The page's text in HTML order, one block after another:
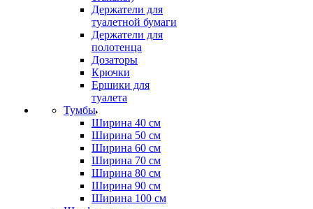
Держатели для
туалетной бумаги
Держатели для
полотенца
Дозаторы
Крючки
Ершики для
туалета
Тумбы
Ширина 40 см
Ширина 50 см
Ширина 60 см
Ширина 70 см
Ширина 80 см
Ширина 90 см
Ширина 100 см